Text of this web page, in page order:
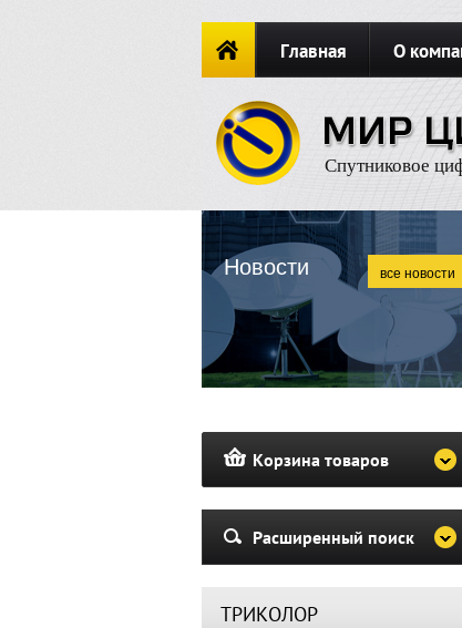
Главная О
Новости
Спутниковое
Новости все новости
Корзина товаров
Расширенный поиск
ТРИКОЛОР